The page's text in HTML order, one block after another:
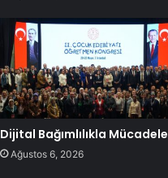
Dijital Bağımlılıkla Mücadele
Ağustos 6, 2026